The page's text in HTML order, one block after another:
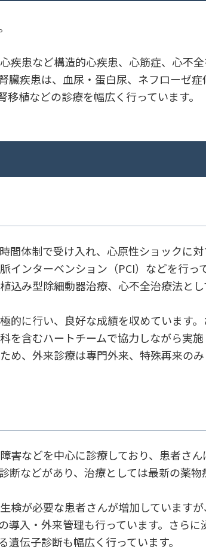
疾患など構造的心疾患、心筋症、心不
疾患は、血尿・蛋白尿、ネフローゼ
植などの診療を幅広く行っています。
間体制で受け入れ、心原性ショックに
ンターベンション（PCI）などを行っ
み型除細動器治療、心不全治療法と
的に行い、良好な成績を収めています
含むハートチームで協力しながら実施
め、外来診療は専門外来、特殊再来の
などを中心に診療しており、患者さ
などがあり、治療としては最新の薬物
検が必要な患者さんが増加しています
入・外来管理も行っています。さら
伝子診断も幅広く行っています。